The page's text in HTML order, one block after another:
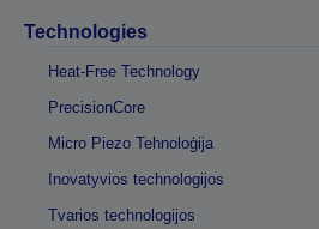
Technologies
Heat-Free Technology
PrecisionCore
Micro Piezo Tehnoloģija
Inovatyvios technologijos
Tvarios technologijos